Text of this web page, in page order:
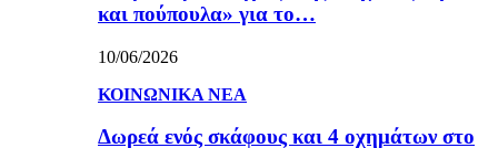
και πούπουλα» για το…
10/06/2026
ΚΟΙΝΩΝΙΚΑ ΝΕΑ
Δωρεά ενός σκάφους και 4 οχημάτων στο